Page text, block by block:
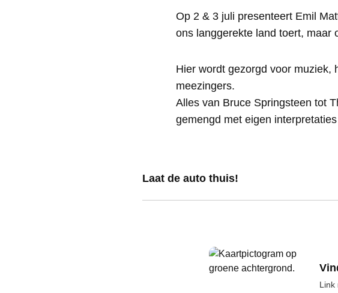
Op 2 & 3 juli presenteert Emil
ons langgerekte land toert, maar
Hier wordt gezorgd voor muziek,
meezingers.
Alles van Bruce Springsteen tot
gemengd met eigen
Laat de auto thuis!
Link